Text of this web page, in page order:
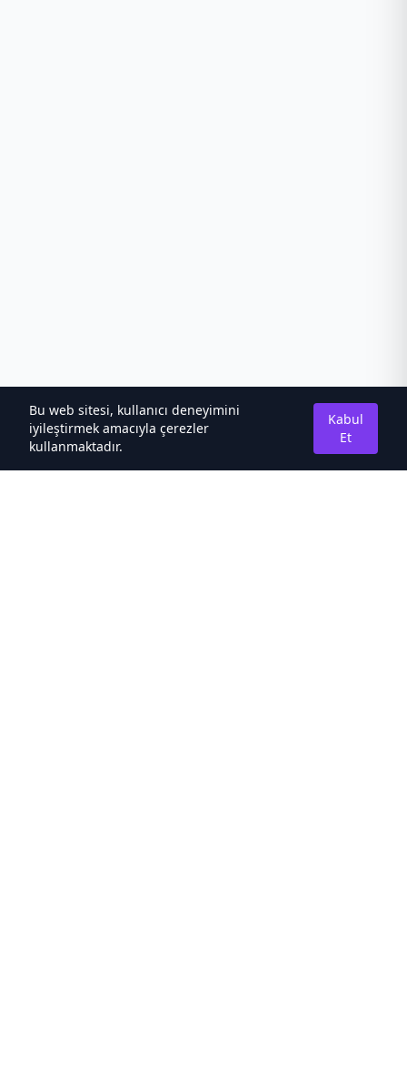
Bu web sitesi, kullanıcı deneyimini
iyileştirmek amacıyla çerezler
kullanmaktadır.
Kabul
Et